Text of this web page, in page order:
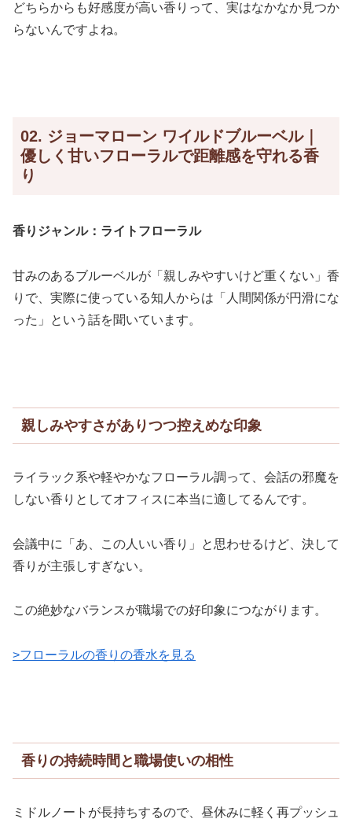
どちらからも好感度が高い香りって、実はなかなか見つか
らないんですよね。
02. ジョーマローン ワイルドブルーベル｜
優しく甘いフローラルで距離感を守れる香
り
香りジャンル：ライトフローラル
甘みのあるブルーベルが「親しみやすいけど重くない」香
りで、実際に使っている知人からは「人間関係が円滑にな
った」という話を聞いています。
親しみやすさがありつつ控えめな印象
ライラック系や軽やかなフローラル調って、会話の邪魔を
しない香りとしてオフィスに本当に適してるんです。
会議中に「あ、この人いい香り」と思わせるけど、決して
香りが主張しすぎない。
この絶妙なバランスが職場での好印象につながります。
>フローラルの香りの香水を見る
香りの持続時間と職場使いの相性
ミドルノートが長持ちするので、昼休みに軽く再プッシュ